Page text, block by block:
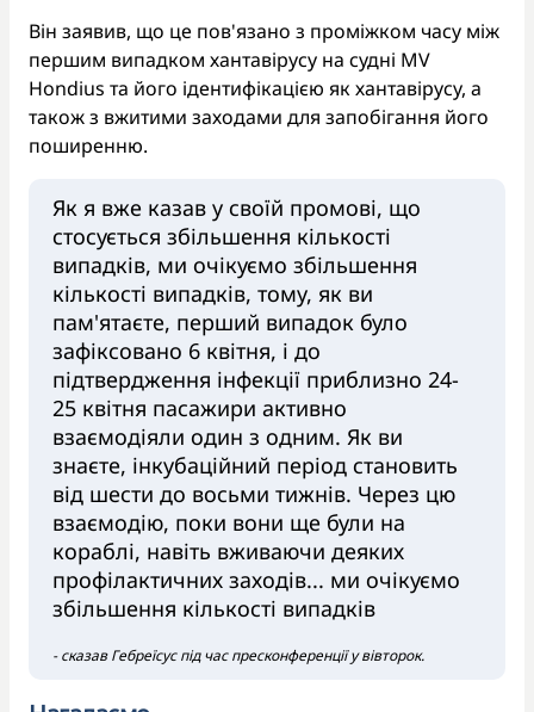
Він заявив, що це пов'язано з проміжком часу між
першим випадком хантавірусу на судні MV
Hondius та його ідентифікацією як хантавірусу, а
також з вжитими заходами для запобігання його
поширенню.
Як я вже казав у своїй промові, що
стосується збільшення кількості
випадків, ми очікуємо збільшення
кількості випадків, тому, як ви
пам'ятаєте, перший випадок було
зафіксовано 6 квітня, і до
підтвердження інфекції приблизно 24-
25 квітня пасажири активно
взаємодіяли один з одним. Як ви
знаєте, інкубаційний період становить
від шести до восьми тижнів. Через цю
взаємодію, поки вони ще були на
кораблі, навіть вживаючи деяких
профілактичних заходів... ми очікуємо
збільшення кількості випадків
- сказав Гебреїсус під час пресконференції у вівторок.